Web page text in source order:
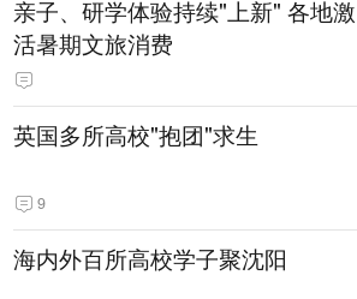
亲子、研学体验持续"上新" 各地激
活暑期文旅消费
英国多所高校"抱团"求生
9
海内外百所高校学子聚沈阳